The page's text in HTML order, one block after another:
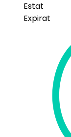
Estat
Expirat